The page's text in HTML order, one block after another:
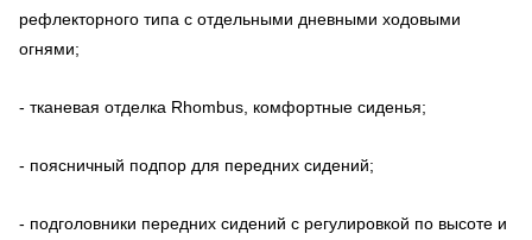
рефлекторного типа с отдельными дневными ходовыми
огнями;
- тканевая отделка Rhombus, комфортные сиденья;
- поясничный подпор для передних сидений;
- подголовники передних сидений с регулировкой по высоте и